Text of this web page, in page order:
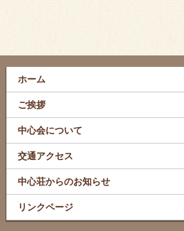
ホーム
ご挨拶
中心会について
交通アクセス
中心荘からのお知らせ
リンクページ